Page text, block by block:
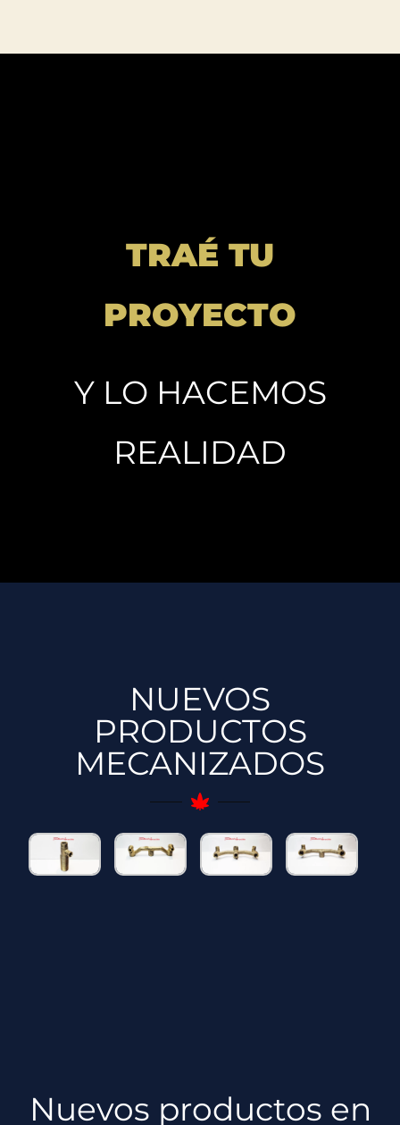
TRAÉ TU
PROYECTO
Y LO HACEMOS
REALIDAD
NUEVOS
PRODUCTOS
MECANIZADOS
Nuevos productos en